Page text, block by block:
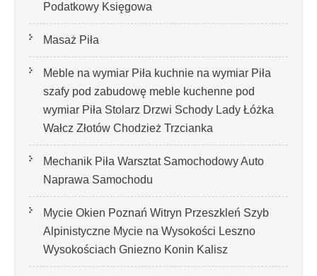
Podatkowy Księgowa
Masaż Piła
Meble na wymiar Piła kuchnie na wymiar Piła
szafy pod zabudowę meble kuchenne pod
wymiar Piła Stolarz Drzwi Schody Lady Łóżka
Wałcz Złotów Chodzież Trzcianka
Mechanik Piła Warsztat Samochodowy Auto
Naprawa Samochodu
Mycie Okien Poznań Witryn Przeszkleń Szyb
Alpinistyczne Mycie na Wysokości Leszno
Wysokościach Gniezno Konin Kalisz